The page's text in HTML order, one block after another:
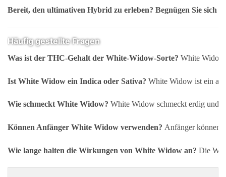
Bereit, den ultimativen Hybrid zu erleben? Begnügen Sie sich
Häufig gestellte Fragen
Was ist der THC-Gehalt der White-Widow-Sorte? White Widow
Ist White Widow ein Indica oder Sativa? White Widow ist ein
Wie schmeckt White Widow? White Widow schmeckt erdig und
Können Anfänger White Widow verwenden? Anfänger können
Wie lange halten die Wirkungen von White Widow an? Die